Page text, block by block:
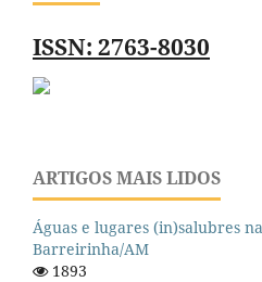
ISSN: 2763-8030
ARTIGOS MAIS LIDOS
Águas e lugares (in)salubres
Barreirinha/AM
1893